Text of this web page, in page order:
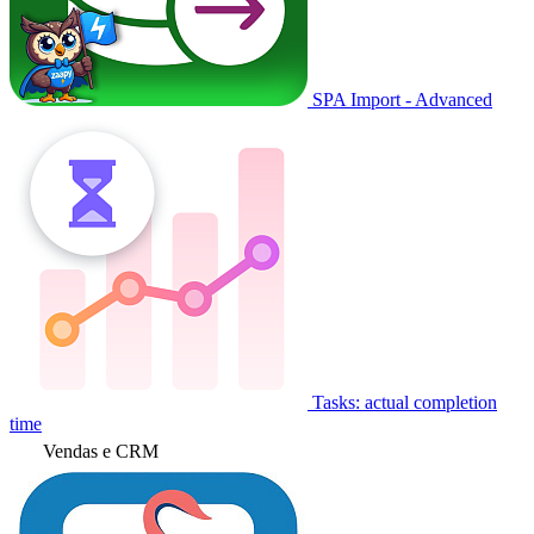
SPA Import - Advanced
Tasks: actual completion
time
Vendas e CRM